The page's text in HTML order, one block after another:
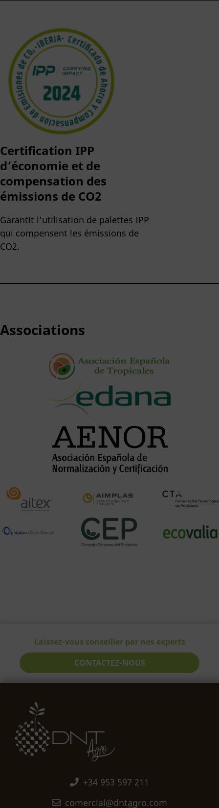
Certification IPP
d’économie et de
compensation des
émissions de CO2
Garantit l’utilisation de palettes IPP
qui compensent les émissions de
CO2.
Associations
Laissez-vous conseiller par nos experts
CONTACTEZ-NOUS
+34 953 597 211
comercial@dntagro.com